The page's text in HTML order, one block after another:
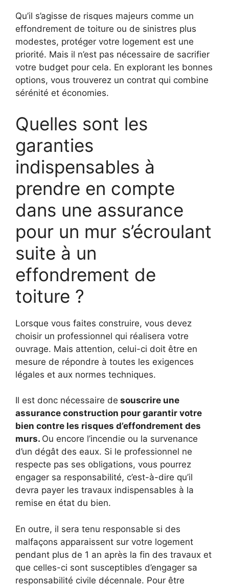
Qu’il s’agisse de risques majeurs comme un
effondrement de toiture ou de sinistres plus
modestes, protéger votre logement est une
priorité. Mais il n’est pas nécessaire de sacrifier
votre budget pour cela. En explorant les bonnes
options, vous trouverez un contrat qui combine
sérénité et économies.
Quelles sont les
garanties
indispensables à
prendre en compte
dans une assurance
pour un mur s’écroulant
suite à un
effondrement de
toiture ?
Lorsque vous faites construire, vous devez
choisir un professionnel qui réalisera votre
ouvrage. Mais attention, celui-ci doit être en
mesure de répondre à toutes les exigences
légales et aux normes techniques.
Il est donc nécessaire de souscrire une
assurance construction pour garantir votre
bien contre les risques d’effondrement des
murs. Ou encore l’incendie ou la survenance
d’un dégât des eaux. Si le professionnel ne
respecte pas ses obligations, vous pourrez
engager sa responsabilité, c’est-à-dire qu’il
devra payer les travaux indispensables à la
remise en état du bien.
En outre, il sera tenu responsable si des
malfaçons apparaissent sur votre logement
pendant plus de 1 an après la fin des travaux et
que celles-ci sont susceptibles d’engager sa
responsabilité civile décennale. Pour être